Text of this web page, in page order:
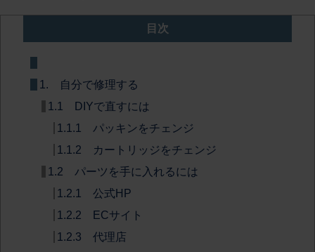
目次
1. 自分で修理する
1.1 DIYで直すには
1.1.1 パッキンをチェンジ
1.1.2 カートリッジをチェンジ
1.2 パーツを手に入れるには
1.2.1 公式HP
1.2.2 ECサイト
1.2.3 代理店